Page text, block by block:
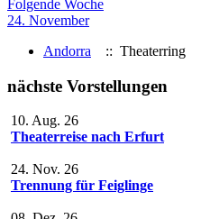
Folgende Woche
24. November
Andorra
:: Theaterring
nächste Vorstellungen
10. Aug. 26
Theaterreise nach Erfurt
24. Nov. 26
Trennung für Feiglinge